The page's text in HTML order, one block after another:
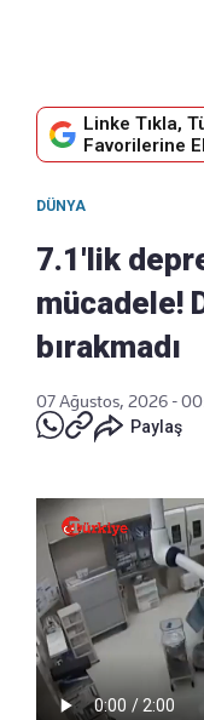
Linke Tıkla,
Favorilerine
DÜNYA
7.1'lik
mücadele!
bırakmadı
07 Ağustos, 2026 -
Paylaş